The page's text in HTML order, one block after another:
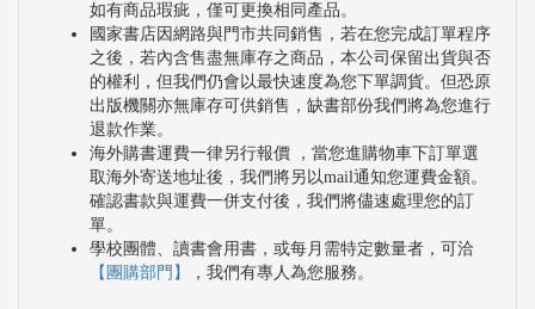
如有商品瑕疵，僅可更換相同產品。
國家書店因網路與門市共同銷售，若在您完成訂單程序
之後，若內含售盡無庫存之商品，本公司保留出貨與否
的權利，但我們仍會以最快速度為您下單調貨。但恐原
出版機關亦無庫存可供銷售，缺書部份我們將為您進行
退款作業。
海外購書運費一律另行報價 ，當您進購物車下訂單選
取海外寄送地址後，我們將另以mail通知您運費金額。
確認書款與運費一併支付後，我們將儘速處理您的訂
單。
學校團體、讀書會用書，或每月需特定數量者，可洽
【團購部門】
，我們有專人為您服務。